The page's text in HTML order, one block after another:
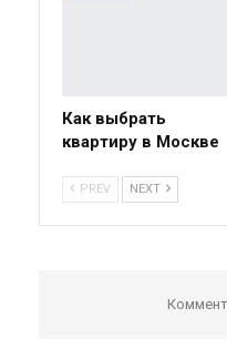
Как выбрать
квартиру в Москве
PREV NEXT